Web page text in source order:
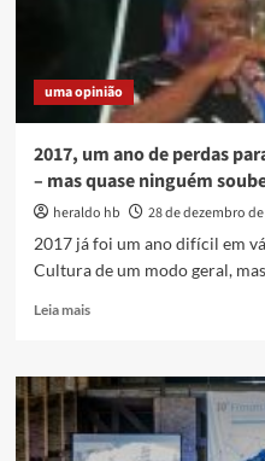
uma opinião
2017, um ano de perdas
– mas quase ninguém
heraldo hb 28 de dezembro
2017 já foi um ano difícil em
Cultura de um modo geral,
Leia maisRead
2017,
um
ano
de